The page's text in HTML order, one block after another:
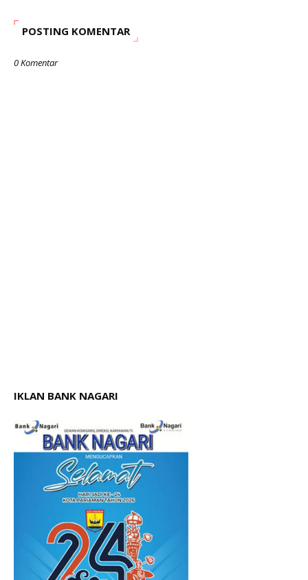
POSTING KOMENTAR
0 Komentar
IKLAN BANK NAGARI